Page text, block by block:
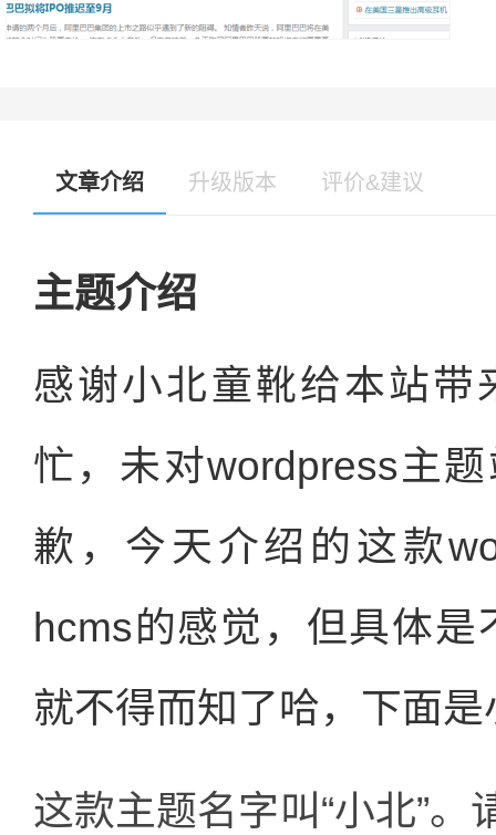
文章介绍 升级版本 评价&建议
主题介绍
感谢小北童靴给本站带
忙，未对wordpress主
歉，今天介绍的这款
hcms的感觉，但具体
就不得而知了哈，下面
这款主题名字叫“小北”